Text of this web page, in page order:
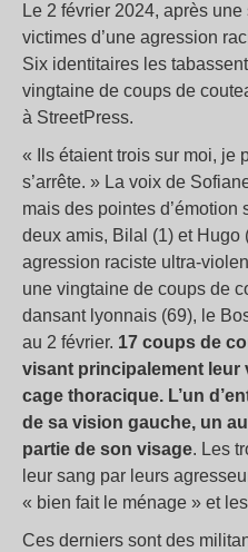
Le 2 février 2024, après
victimes d’une agression
Six identitaires les
vingtaine de coups de
à StreetPress.
« Ils étaient trois sur moi, je
s’arrête. » La voix de
mais des pointes d’émotion
deux amis, Bilal (1) et Hugo
agression raciste ultra-
une vingtaine de coups de
dansant lyonnais (69), le
au 2 février. 17 coups de
visant principalement leur
cage thoracique. L’un
de sa vision gauche, un
partie de son visage. Les
leur sang par leurs
« bien fait le ménage » et
Ces derniers sont des